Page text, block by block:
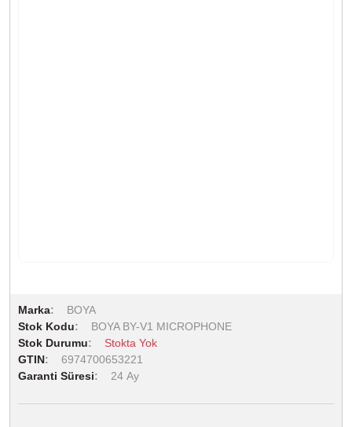
Marka
BOYA
Stok Kodu
BOYA BY-V1 MICROPHONE
Stok Durumu
Stokta Yok
GTIN
6974700653221
Garanti Süresi
24 Ay